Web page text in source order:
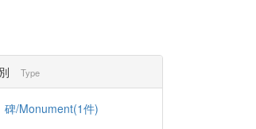
Type
碑/Monument(1件)